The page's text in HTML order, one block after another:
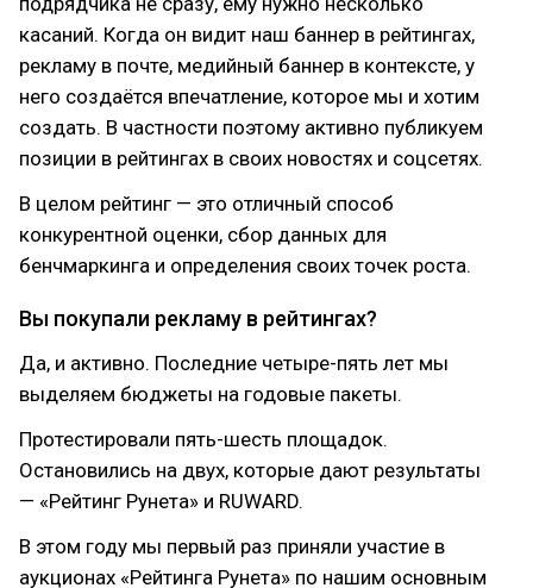
касаний. Когда он видит наш баннер в рейтингах,
рекламу в почте, медийный баннер в контексте, у
него создаётся впечатление, которое мы и хотим
создать. В частности поэтому активно публикуем
позиции в рейтингах в своих новостях и соцсетях.
В целом рейтинг — это отличный способ
конкурентной оценки, сбор данных для
бенчмаркинга и определения своих точек роста.
Вы покупали рекламу в рейтингах?
Да, и активно. Последние четыре-пять лет мы
выделяем бюджеты на годовые пакеты.
Протестировали пять-шесть площадок.
Остановились на двух, которые дают результаты
— «Рейтинг Рунета» и RUWARD.
В этом году мы первый раз приняли участие в
аукционах «Рейтинга Рунета» по нашим основным